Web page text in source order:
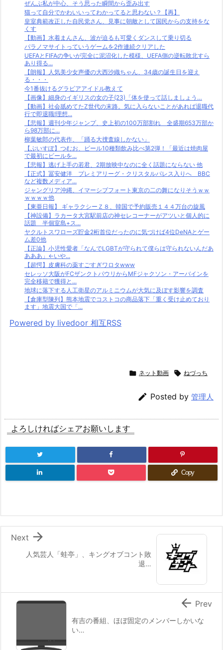
ぜんぶ私が中心、そう思った瞬間から歪み出す
猫って自分でかわいいってわかってると思わない？【再】
皇室典範改正した自民党さん、見事に朝敵として国民からの支持をな
くす
【動画】水着まんさん、波が迫るも可愛くダンスして乗り切る
パラノマサイトっていうゲームを2作連続クリアした
UEFAとFIFAの争いが完全に泥沼化した模様、UEFA側の逆転敗北すら
あり得る...
【朗報】人気美少女声優の大西沙織ちゃん、34歳の誕生日を迎え
る・・・
今1番抜けるグラビアアイドル教えて
【画像】細身のイギリスの女の子(23)「体を使って話しましょう…
【動画】社会舐めてたZ世代の末路。気に入らないことがあれば退職代
行で即退職!理想...
【悲報】週刊少年ジャンプ、史上初の100万部割れ 全盛期653万部か
ら98万部に...
柳葉敏郎の代表作、「踊る大捜査線しかない」
【ぶいすぽ】つむお、ビール10種類飲み比べ第2弾！「最近は焼肉屋
で最初にビールを...
【悲報】逃げ上手の若君、2期放映中なのに全く話題にならない 他
【正式】冨安健洋 プレミアリーグ・クリスタルパレス入りへ BBC
など複数メディア...
ジャングリア沖縄、イマーシブフォート東京の二の舞になりそうｗｗ
ｗｗｗｗ他
【東亜日報】 ギャラクシーＺ８、韓国で予約販売１４４万台の旋風
【神設備】ラカータ大宮駅前店の神セレコーナーがアツいと個人的に
話題 半個室島+ス...
ヤクルトスワローズ貯金2桁首位だったのに気づけば4位DeNAとゲー
ム差0他
【正論】小児性愛者「なんでLGBTが守られて僕らは守られないんだあ
あああ」←いや...
【超愕】皮膚科の薬すごすぎワロタwww
セレッソ大阪がFCザンクトパウリからMFジャクソン・アーバインを
完全移籍で獲得と...
地球に落下する人工衛星のアルミニウムが大気に及ぼす影響を調査
【倉庫型陳列】熊本地震でコストコの商品落下「重く受け止めており
ます」地震大国で「...
Powered by livedoor 相互RSS
 ネット動画  ねづっち
 Posted by 管理人
よろしければシェアお願いします
Copy
人気芸人「蛙亭」、キングオブコント敗
退…

Next
有吉の番組、ほぼ固定のメンバーしかいな
い…
 Prev